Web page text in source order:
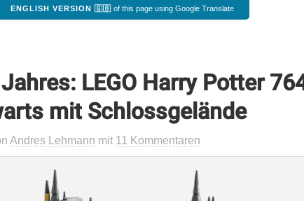
ENGLISH VERSION 🇬🇧 of this page using Google Translate
LEGO Harry Potter
mit Schlossgelände
Andres Lehmann mit 11 Kommentaren